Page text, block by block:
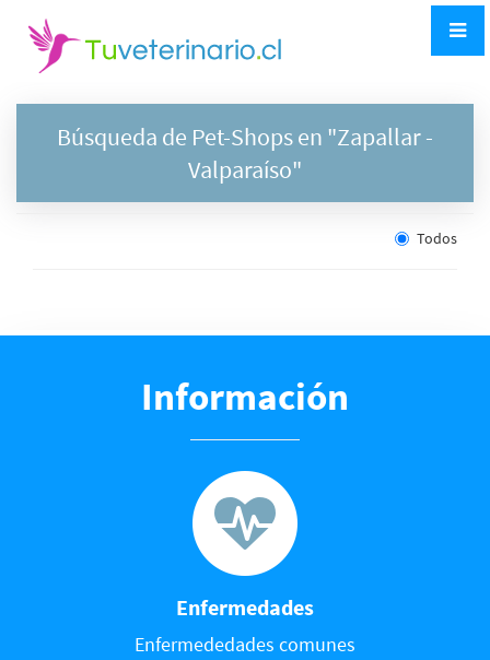
Búsqueda de Pet-Shops en "Zapallar-
Valparaíso"
Todos
Información
Enfermedades
Enfermededades comunes